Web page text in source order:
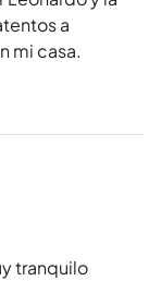
a
mi casa.
tranquilo